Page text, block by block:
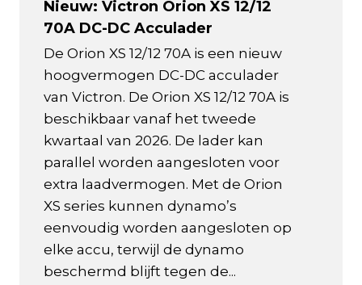
Nieuw: Victron Orion XS 12/12
70A DC-DC Acculader
De Orion XS 12/12 70A is een nieuw
hoogvermogen DC-DC acculader
van Victron. De Orion XS 12/12 70A is
beschikbaar vanaf het tweede
kwartaal van 2026. De lader kan
parallel worden aangesloten voor
extra laadvermogen. Met de Orion
XS series kunnen dynamo’s
eenvoudig worden aangesloten op
elke accu, terwijl de dynamo
beschermd blijft tegen de...